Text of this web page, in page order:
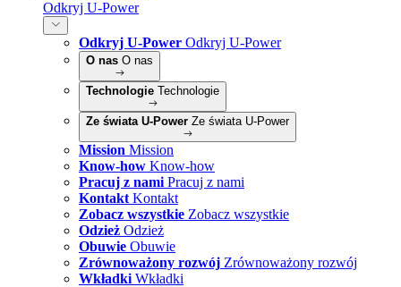
Odkryj U-Power
Odkryj U-Power Odkryj U-Power
O nas O nas
Technologie Technologie
Ze świata U-Power Ze świata U-Power
Mission Mission
Know-how Know-how
Pracuj z nami Pracuj z nami
Kontakt Kontakt
Zobacz wszystkie Zobacz wszystkie
Odzież Odzież
Obuwie Obuwie
Zrównoważony rozwój Zrównoważony rozwój
Wkładki Wkładki